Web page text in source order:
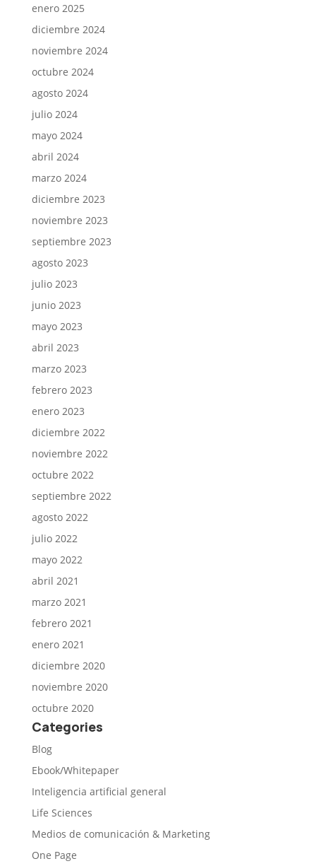
enero 2025
diciembre 2024
noviembre 2024
octubre 2024
agosto 2024
julio 2024
mayo 2024
abril 2024
marzo 2024
diciembre 2023
noviembre 2023
septiembre 2023
agosto 2023
julio 2023
junio 2023
mayo 2023
abril 2023
marzo 2023
febrero 2023
enero 2023
diciembre 2022
noviembre 2022
octubre 2022
septiembre 2022
agosto 2022
julio 2022
mayo 2022
abril 2021
marzo 2021
febrero 2021
enero 2021
diciembre 2020
noviembre 2020
octubre 2020
Categories
Blog
Ebook/Whitepaper
Inteligencia artificial general
Life Sciences
Medios de comunicación & Marketing
One Page